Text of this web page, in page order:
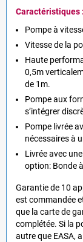
Caractéristiques :
Pompe à
Vitesse de la
Haute
0,5m
de 1m.
Pompe aux
s’intégrer
Pompe livrée
nécessaires à
Livrée avec
option: Bonde
Garantie de 10
est commandée
que la carte de
complétée. Si la
autre que EASA,